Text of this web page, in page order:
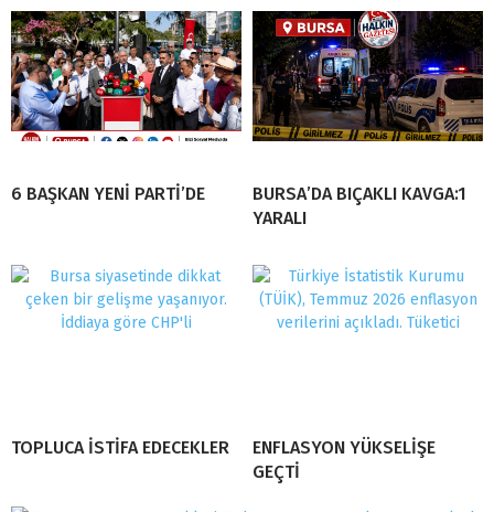
6 BAŞKAN YENİ PARTİ’DE
BURSA’DA BIÇAKLI KAVGA:1
YARALI
TOPLUCA İSTİFA EDECEKLER
ENFLASYON YÜKSELİŞE
GEÇTİ